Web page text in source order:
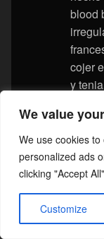
We value
We use cookies
personalized ads
clicking "Accept
Customize
blood
cojer
y
para
, para
Hay
vale